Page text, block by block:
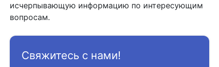
исчерпывающую информацию по интересующим
вопросам.
Свяжитесь с нами!